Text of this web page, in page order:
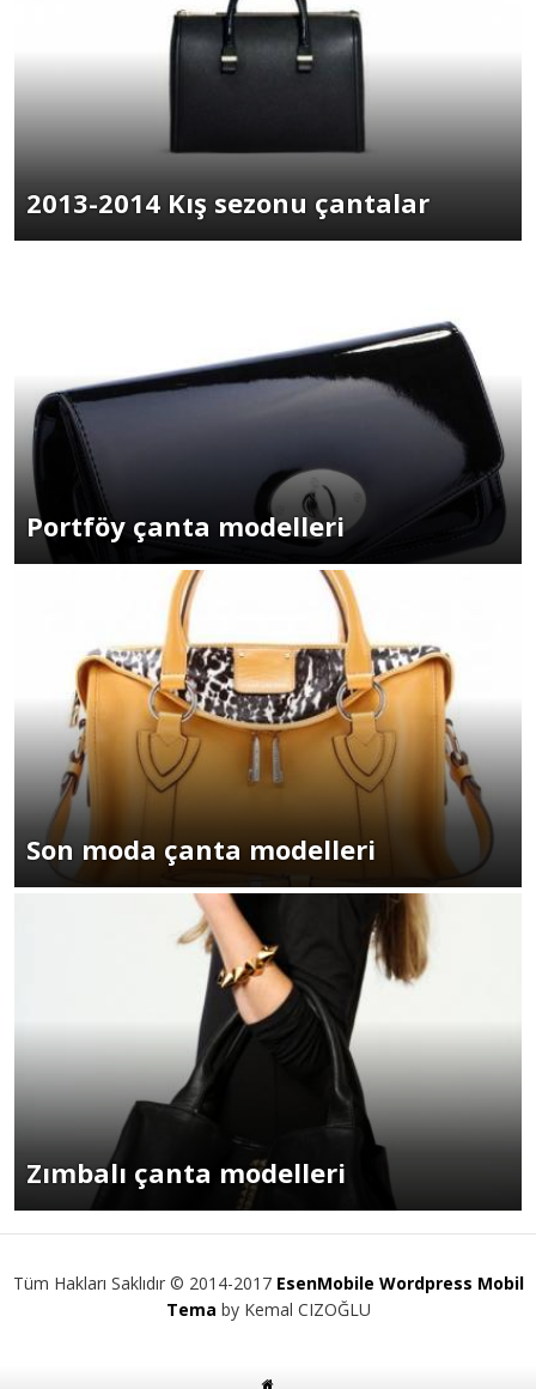
2013-2014 Kış sezonu çantalar
Portföy çanta modelleri
Son moda çanta modelleri
Zımbalı çanta modelleri
Tüm Hakları Saklıdır © 2014-2017 EsenMobile Wordpress Mobil
Tema by Kemal CIZOĞLU